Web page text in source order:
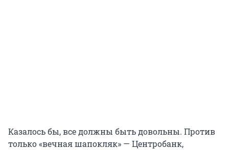
Казалось бы, все должны быть довольны. Против
только «вечная шапокляк» — Центробанк,